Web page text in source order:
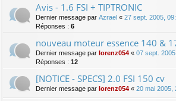
Avis - 1.6 FSI + TIPTRONIC
Dernier message par Azrael « 27 sept. 2005,
Réponses : 6
nouveau moteur essence 140 &
Dernier message par lorenz054 « 07 sept.
Réponses : 12
[NOTICE - SPECS] 2.0 FSI 150 cv
Dernier message par lorenz054 « 20 mai 2005,